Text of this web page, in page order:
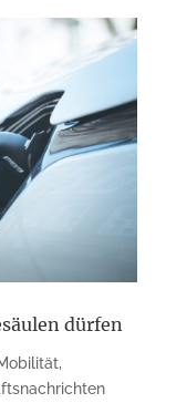
dürfen
,